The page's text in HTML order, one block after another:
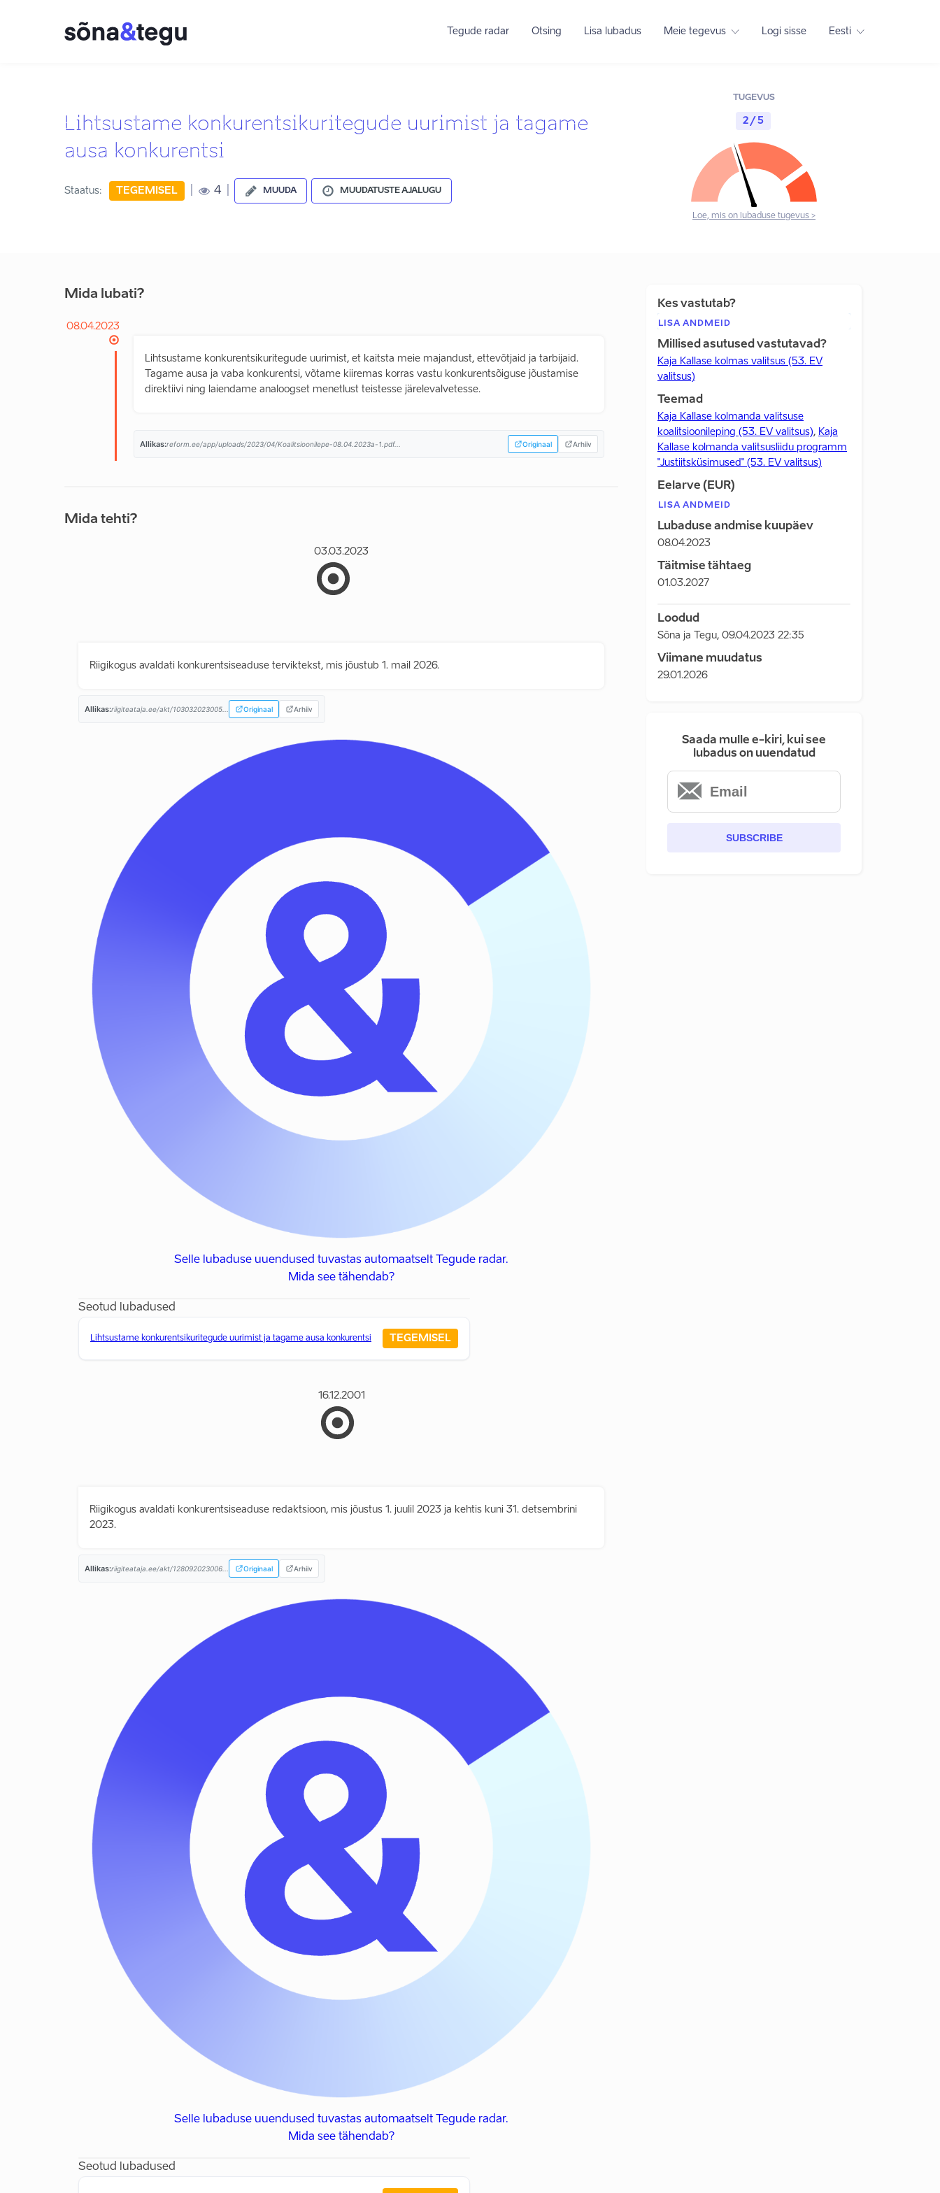
Tegude radar Otsing Lisa lubadus Meie tegevus Logi sisse Eesti
Lihtsustame konkurentsikuritegude uurimist ja tagame
ausa konkurentsi
Staatus: TEGEMISEL 4 MUUDA MUUDATUSTE AJALUGU
TUGEVUS
2 / 5
Loe, mis on lubaduse tugevus >
Mida lubati?
08.04.2023
Lihtsustame konkurentsikuritegude uurimist, et kaitsta meie majandust, ettevõtjaid ja tarbijaid.
Tagame ausa ja vaba konkurentsi, võtame kiiremas korras vastu konkurentsõiguse jõustamise
direktiivi ning laiendame analoogset menetlust teistesse järelevalvetesse.
Allikas:reform.ee/app/uploads/2023/04/Koalitsioonilepe-08.04.2023a-1.pdf... Originaal Arhiiv
Mida tehti?
03.03.2023
Riigikogus avaldati konkurentsiseaduse terviktekst, mis jõustub 1. mail 2026.
Allikas:riigiteataja.ee/akt/103032023005... Originaal Arhiiv
Selle lubaduse uuendused tuvastas automaatselt Tegude radar.
Mida see tähendab?
Seotud lubadused
Lihtsustame konkurentsikuritegude uurimist ja tagame ausa konkurentsi TEGEMISEL
16.12.2001
Riigikogus avaldati konkurentsiseaduse redaktsioon, mis jõustus 1. juulil 2023 ja kehtis kuni 31. detsembrini
2023.
Allikas:riigiteataja.ee/akt/128092023006... Originaal Arhiiv
Selle lubaduse uuendused tuvastas automaatselt Tegude radar.
Mida see tähendab?
Seotud lubadused
Kes vastutab?
LISA ANDMEID
Millised asutused vastutavad?
Kaja Kallase kolmas valitsus (53. EV
valitsus)
Teemad
Kaja Kallase kolmanda valitsuse
koalitsioonileping (53. EV valitsus), Kaja
Kallase kolmanda valitsusliidu programm
"Justiitsküsimused" (53. EV valitsus)
Eelarve (EUR)
LISA ANDMEID
Lubaduse andmise kuupäev
08.04.2023
Täitmise tähtaeg
01.03.2027
Loodud
Sõna ja Tegu, 09.04.2023 22:35
Viimane muudatus
29.01.2026
Saada mulle e-kiri, kui see
lubadus on uuendatud
SUBSCRIBE